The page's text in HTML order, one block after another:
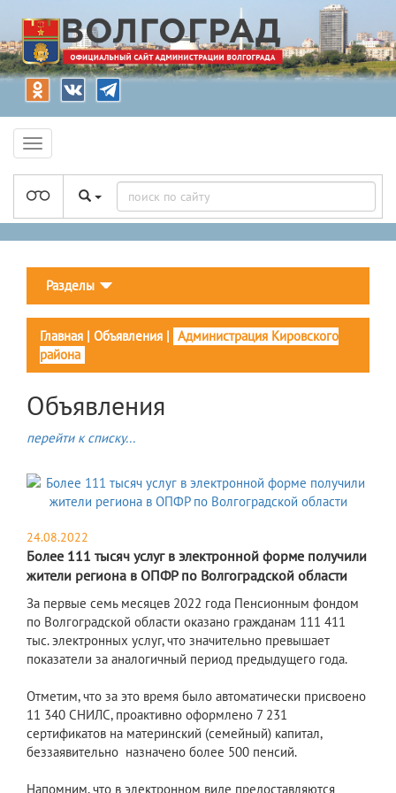
Разделы
Главная | Объявления | Администрация Кировского
района
Объявления
перейти к списку...
24.08.2022
Более 111 тысяч услуг в электронной форме получили
жители региона в ОПФР по Волгоградской области
За первые семь месяцев 2022 года Пенсионным фондом
по Волгоградской области оказано гражданам 111 411
тыс. электронных услуг, что значительно превышает
показатели за аналогичный период предыдущего года.
Отметим, что за это время было автоматически присвоено
11 340 СНИЛС, проактивно оформлено 7 231
сертификатов на материнский (семейный) капитал,
беззаявительно назначено более 500 пенсий.
Напомним, что в электронном виде предоставляются